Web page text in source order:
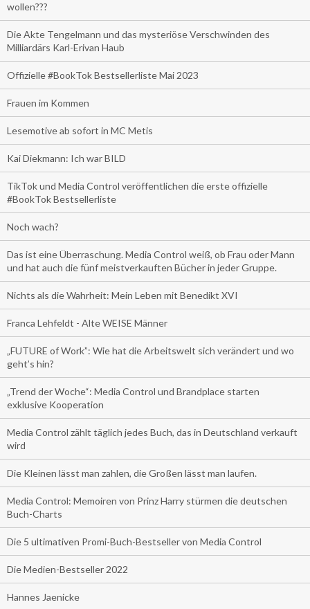
wollen???
Die Akte Tengelmann und das mysteriöse Verschwinden des
Milliardärs Karl-Erivan Haub
Offizielle #BookTok Bestsellerliste Mai 2023
Frauen im Kommen
Lesemotive ab sofort in MC Metis
Kai Diekmann: Ich war BILD
TikTok und Media Control veröffentlichen die erste offizielle
#BookTok Bestsellerliste
Noch wach?
Das ist eine Überraschung. Media Control weiß, ob Frau oder Mann
und hat auch die fünf meistverkauften Bücher in jeder Gruppe.
Nichts als die Wahrheit: Mein Leben mit Benedikt XVI
Franca Lehfeldt - Alte WEISE Männer
„FUTURE of Work”: Wie hat die Arbeitswelt sich verändert und wo
geht’s hin?
„Trend der Woche“: Media Control und Brandplace starten
exklusive Kooperation
Media Control zählt täglich jedes Buch, das in Deutschland verkauft
wird
Die Kleinen lässt man zahlen, die Großen lässt man laufen.
Media Control: Memoiren von Prinz Harry stürmen die deutschen
Buch-Charts
Die 5 ultimativen Promi-Buch-Bestseller von Media Control
Die Medien-Bestseller 2022
Hannes Jaenicke